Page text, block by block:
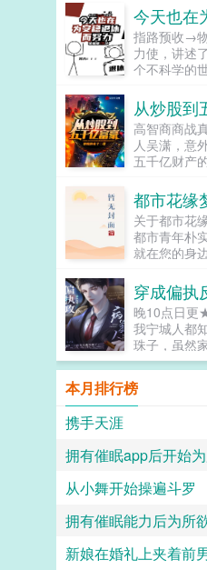
哐哐撞大墙
到他见到拥
主角...
今天也在
指路预收→
力使，讲述
个不科学的
必死无疑，
世界。 这
从炒股到
高智商商战
人吴潇，意
五千亿财产
造更多的财
都市花缘
关于都市花
都市青年朴
就在您的身
您发生激烈
您会发现您
该书最大的
近人心，能
烈共鸣！！
穿成偏执
晚10点日更
我宁城人都
珠子，虽然
唤雨。然而
子，一碰就
纪晏对景沅
妒。纪晏...
本月排行榜
携手天涯
拥有催眠app后开始
从小舞开始操遍斗罗
拥有催眠能力后为所